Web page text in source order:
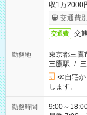
収1万2000
交通費
交通費 交
勤務地
東京都三鷹
三鷹駅 /
≪自宅か
します。
勤務時間
9:00～18:00（休憩60分） ■